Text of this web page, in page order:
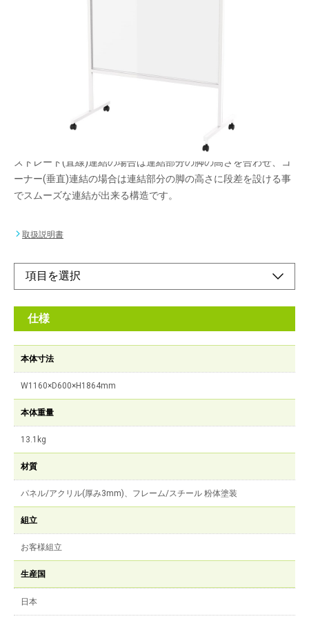
厚み3mmアクリルパネル使用
ストレート(直線)連結の場合は連結部分の脚の高さを合わせ、コ
ーナー(垂直)連結の場合は連結部分の脚の高さに段差を設ける事
でスムーズな連結が出来る構造です。
取扱説明書
仕様
本体寸法
W1160×D600×H1864mm
本体重量
13.1kg
材質
パネル/アクリル(厚み3mm)、フレーム/スチール 粉体塗装
組立
お客様組立
生産国
日本